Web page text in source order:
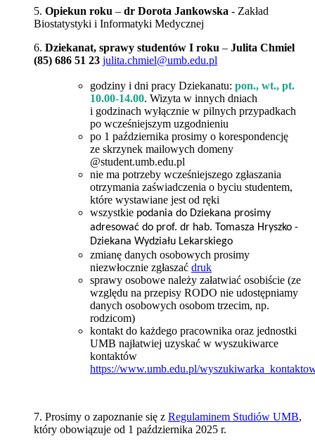
5. Opiekun roku – dr Dorota Jankowska - Zakład
Biostatystyki i Informatyki Medycznej
6. Dziekanat, sprawy studentów I roku – Julita Chmiel
(85) 686 51 23 julita.chmiel@umb.edu.pl
godziny i dni pracy Dziekanatu: pon., wt., pt.
10.00-14.00. Wizyta w innych dniach
i godzinach wyłącznie w pilnych przypadkach
po wcześniejszym uzgodnieniu
po 1 października prosimy o korespondencję
ze skrzynek mailowych domeny
@student.umb.edu.pl
nie ma potrzeby wcześniejszego zgłaszania
otrzymania zaświadczenia o byciu studentem,
które wystawiane jest od ręki
wszystkie podania do Dziekana prosimy
adresować do prof. dr hab. Tomasza Hryszko -
Dziekana Wydziału Lekarskiego
zmianę danych osobowych prosimy
niezwłocznie zgłaszać druk
sprawy osobowe należy załatwiać osobiście (ze
względu na przepisy RODO nie udostępniamy
danych osobowych osobom trzecim, np.
rodzicom)
kontakt do każdego pracownika oraz jednostki
UMB najłatwiej uzyskać w wyszukiwarce
kontaktów
https://www.umb.edu.pl/
7. Prosimy o zapoznanie się z Regulaminem Studiów UMB,
który obowiązuje od 1 października 2025 r.